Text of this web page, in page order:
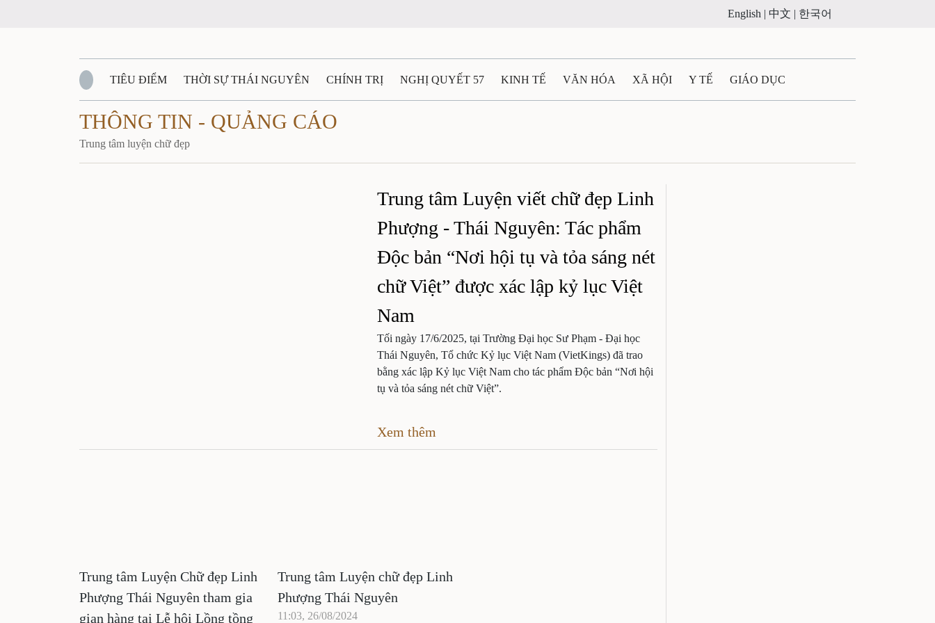
English | 中文 | 한국어
TIÊU ĐIỂM THỜI SỰ THÁI NGUYÊN CHÍNH TRỊ NGHỊ QUYẾT 57 KINH TẾ VĂN HÓA XÃ HỘI Y TẾ GIÁO DỤC
QUỐC PHÒNG - AN NINH BẠN ĐỌC ĐẤT VÀ NGƯỜI THÁI NGUYÊN
QUÊ HƯƠNG - ĐẤT NƯỚC QUỐC TẾ TÀI NGUYÊN - MÔI TRƯỜNG THỂ THAO THÔNG TIN - QUẢNG CÁO
VĂN NGHỆ THÁI NGUYÊN VIDEO CÁC ĐỀ ÁN TRỌNG TÂM MULTIMEDIA
THÔNG TIN - QUẢNG CÁO
Trung tâm luyện chữ đẹp
Trung tâm Luyện viết chữ đẹp Linh
Phượng - Thái Nguyên: Tác phẩm
Độc bản “Nơi hội tụ và tỏa sáng nét
chữ Việt” được xác lập kỷ lục Việt
Nam
Tối ngày 17/6/2025, tại Trường Đại học Sư Phạm - Đại học
Thái Nguyên, Tổ chức Kỷ lục Việt Nam (VietKings) đã trao
bằng xác lập Kỷ lục Việt Nam cho tác phẩm Độc bản “Nơi hội
tụ và tỏa sáng nét chữ Việt”.
Xem thêm
Trung tâm Luyện Chữ đẹp Linh
Phượng Thái Nguyên tham gia
gian hàng tại Lễ hội Lồng tồng
Trung tâm Luyện chữ đẹp Linh
Phượng Thái Nguyên
11:03, 26/08/2024